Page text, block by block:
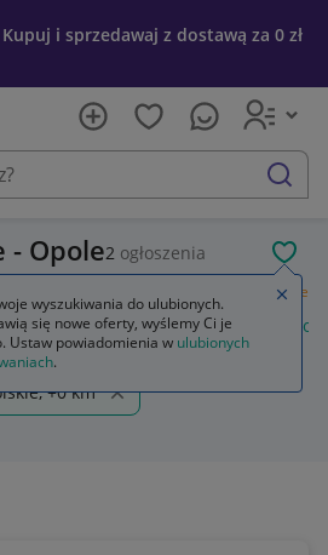
i sprzedawaj z dostawą za 0 zł
szukaj
- Opole2 ogłoszenia
Zasłony gotowe
zasłony gotowe na taśmie
+0 km
wyszukiwania do ulubionych.
się nowe oferty, wyślemy Ci je
Ustaw powiadomienia w ulubionych
.